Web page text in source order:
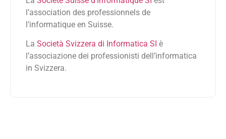
l’association des professionnels de
l’informatique en Suisse.
La Società Svizzera di Informatica SI è
l’associazione dei professionisti dell’informatica
in Svizzera.